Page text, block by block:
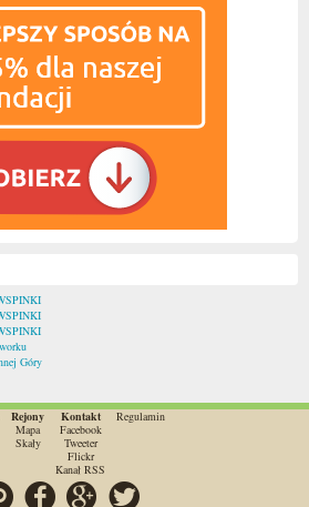
Góry
Rejony
Mapa
Skały
Kontakt
Facebook
Tweeter
Flickr
Kanał RSS
Regulamin
Szukaj Facebook Google